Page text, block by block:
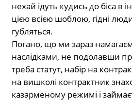
нехай ідуть кудись до біса в
цією всією шоблою, гідні
губляться.
Погано, що ми зараз
наслідками, не подолавши
треба статут, набір на
на вишколі контрактник
казарменому режимі і